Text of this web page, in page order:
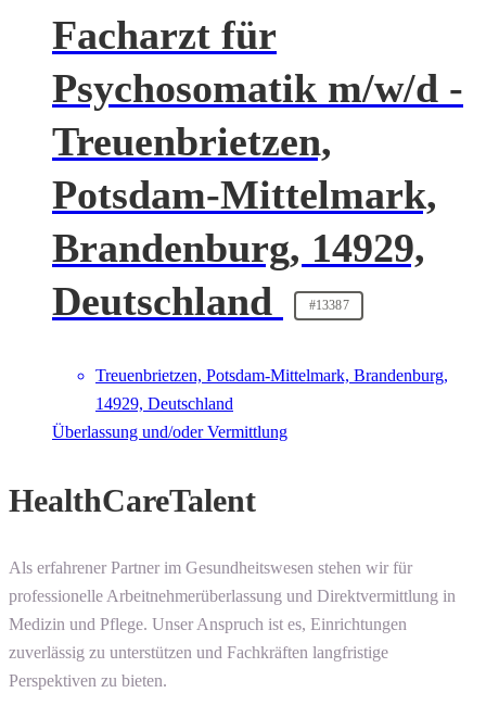
Facharzt für
Psychosomatik m/w/d -
Treuenbrietzen,
Potsdam-Mittelmark,
Brandenburg, 14929,
Deutschland
#13387
Treuenbrietzen, Potsdam-Mittelmark, Brandenburg,
14929, Deutschland
Überlassung und/oder Vermittlung
HealthCareTalent
Als erfahrener Partner im Gesundheitswesen stehen wir für
professionelle Arbeitnehmerüberlassung und Direktvermittlung in
Medizin und Pflege. Unser Anspruch ist es, Einrichtungen
zuverlässig zu unterstützen und Fachkräften langfristige
Perspektiven zu bieten.